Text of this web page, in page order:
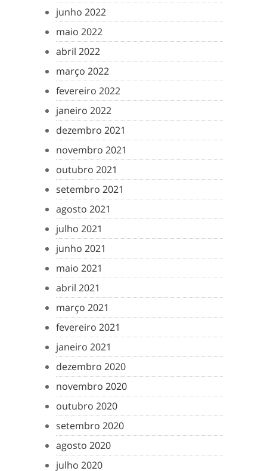
junho 2022
maio 2022
abril 2022
março 2022
fevereiro 2022
janeiro 2022
dezembro 2021
novembro 2021
outubro 2021
setembro 2021
agosto 2021
julho 2021
junho 2021
maio 2021
abril 2021
março 2021
fevereiro 2021
janeiro 2021
dezembro 2020
novembro 2020
outubro 2020
setembro 2020
agosto 2020
julho 2020